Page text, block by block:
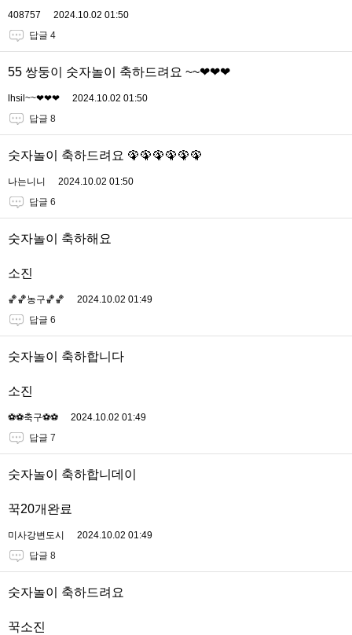
408757
2024.10.02 01:50
답글 4
55 쌍둥이 숫자놀이 축하드려요 ~~❤❤❤
lhsil~~❤❤❤
2024.10.02 01:50
답글 8
숫자놀이 축하드려요 🦚🦚🦚🦚🦚🦚
나는니니
2024.10.02 01:50
답글 6
숫자놀이 축하해요
소진
🏀🏀농구🏀🏀
2024.10.02 01:49
답글 6
숫자놀이 축하합니다
소진
⚽️⚽️축구⚽️⚽️
2024.10.02 01:49
답글 7
숫자놀이 축하합니데이
꾹20개완료
미사강변도시
2024.10.02 01:49
답글 8
숫자놀이 축하드려요
꾹소진